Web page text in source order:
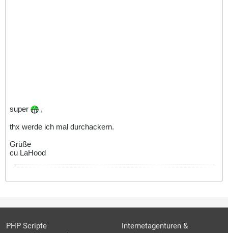
super ,
thx werde ich mal durchackern.
Grüße
cu LaHood
PHP Scripte
Internetagenturen &